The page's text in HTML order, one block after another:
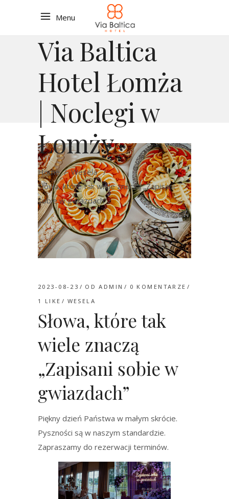
Menu
Via Baltica
Hotel Łomża
| Noclegi w
Łomży
Home/Wesela /
Słowa, które tak wiele znaczą „Zapisani
sobie w gwiazdach”
2023-08-23 ODADMIN
0 KOMENTARZE
1
LIKE WESELA
Słowa, które tak
wiele znaczą
„Zapisani sobie w
gwiazdach”
Piękny dzień Państwa w małym skrócie.
Pyszności są w naszym standardzie.
Zapraszamy do rezerwacji terminów.